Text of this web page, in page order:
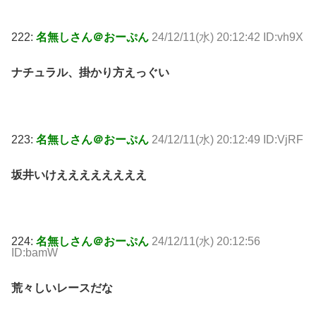
222: 名無しさん＠おーぷん 24/12/11(水) 20:12:42 ID:vh9X
ナチュラル、掛かり方えっぐい
223: 名無しさん＠おーぷん 24/12/11(水) 20:12:49 ID:VjRF
坂井いけええええええええ
224: 名無しさん＠おーぷん 24/12/11(水) 20:12:56
ID:bamW
荒々しいレースだな